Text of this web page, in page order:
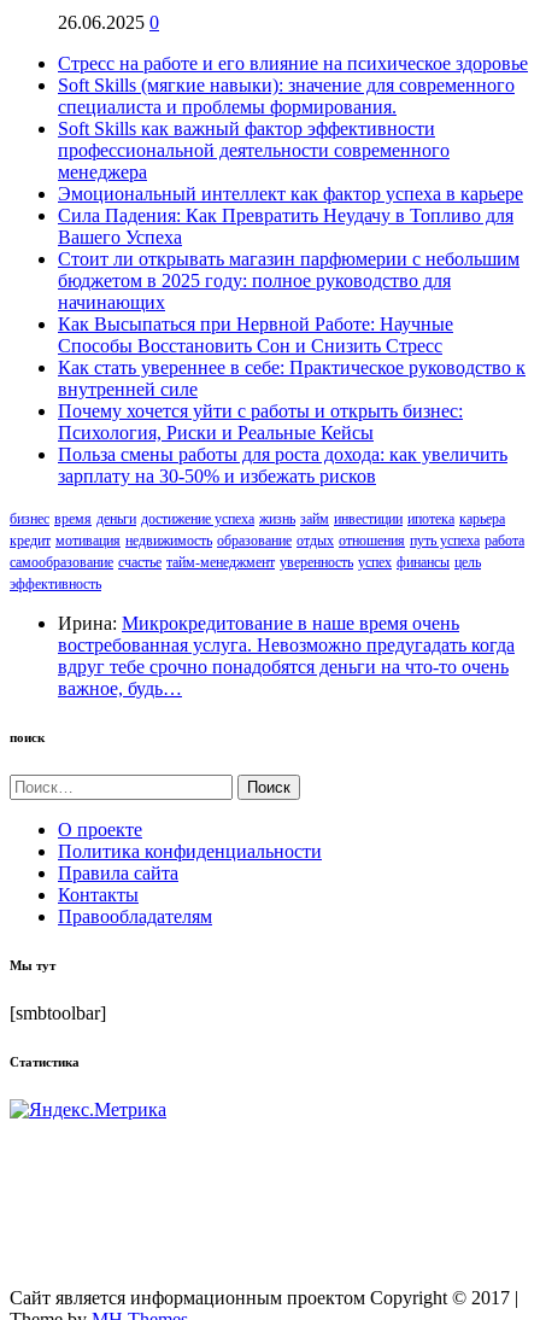
26.06.2025 0
Стресс на работе и его влияние на психическое здоровье
Soft Skills (мягкие навыки): значение для современного
специалиста и проблемы формирования.
Soft Skills как важный фактор эффективности
профессиональной деятельности современного
менеджера
Эмоциональный интеллект как фактор успеха в карьере
Сила Падения: Как Превратить Неудачу в Топливо для
Вашего Успеха
Стоит ли открывать магазин парфюмерии с небольшим
бюджетом в 2025 году: полное руководство для
начинающих
Как Высыпаться при Нервной Работе: Научные
Способы Восстановить Сон и Снизить Стресс
Как стать увереннее в себе: Практическое руководство к
внутренней силе
Почему хочется уйти с работы и открыть бизнес:
Психология, Риски и Реальные Кейсы
Польза смены работы для роста дохода: как увеличить
зарплату на 30-50% и избежать рисков
бизнес время деньги достижение успеха жизнь займ инвестиции ипотека карьера
кредит мотивация недвижимость образование отдых отношения путь успеха работа
самообразование счастье тайм-менеджмент уверенность успех финансы цель
эффективность
Ирина: Микрокредитование в наше время очень
востребованная услуга. Невозможно предугадать когда
вдруг тебе срочно понадобятся деньги на что-то очень
важное, будь…
поиск
Найти:
О проекте
Политика конфиденциальности
Правила сайта
Контакты
Правообладателям
Мы тут
[smbtoolbar]
Статистика
Сайт является информационным проектом Copyright © 2017 |